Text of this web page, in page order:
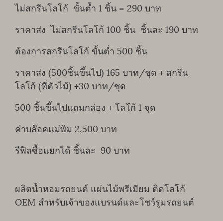
ไม่สกรีนโลโก้ ขั้นต้ำ 1 ชิ้น = 290 บาท
ราคาส่ง ไม่สกรีนโลโก้ 100 ชิ้น ชิ้นละ 190 บาท
ต้องการสกรีนโลโก้ ขั้นต่ำ 500 ชิ้น
ราคาส่ง (500ชิ้นขึ้นไป) 165 บาท/ชุด + สกรีน
โลโก้ (ที่ตัวไม้) +30 บาท/ชุด
500 ชิ้นขึ้นไปแถมกล่อง + โลโก้ 1 จุด
ค่าบล๊อคแม่พิม 2,500 บาท
รีฟิลซื้อแยกได้ ชิ้นละ 90 บาท
ผลิตน้ำหอมรถยนต์ แผ่นไม้พรีเมียม ติดโลโก้
OEM สำหรับเจ้าของแบรนด์และโชว์รูมรถยนต์